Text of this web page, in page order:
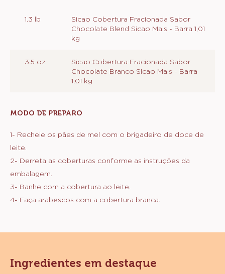
FINALIZAÇÃO
1.3 lb
Sicao Cobertura Fracionada Sabor
Chocolate Blend Sicao Mais - Barra 1,01
kg
3.5 oz
Sicao Cobertura Fracionada Sabor
Chocolate Branco Sicao Mais - Barra
1,01 kg
MODO DE PREPARO
E
1- Recheie os pães de mel com o brigadeiro de doce de
leite.
2- Derreta as coberturas conforme as instruções da
embalagem.
3- Banhe com a cobertura ao leite.
4- Faça arabescos com a cobertura branca.
Ingredientes em destaque